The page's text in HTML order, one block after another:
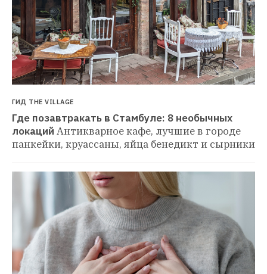
ГИД THE VILLAGE
Где позавтракать в Стамбуле: 8 необычных
локаций Антикварное кафе, лучшие в городе
панкейки, круассаны, яйца бенедикт и сырники